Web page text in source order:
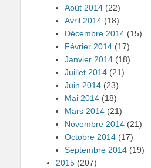
Août 2014 (22)
Avril 2014 (18)
Décembre 2014 (15)
Février 2014 (17)
Janvier 2014 (18)
Juillet 2014 (21)
Juin 2014 (23)
Mai 2014 (18)
Mars 2014 (21)
Novembre 2014 (21)
Octobre 2014 (17)
Septembre 2014 (19)
2015 (207)